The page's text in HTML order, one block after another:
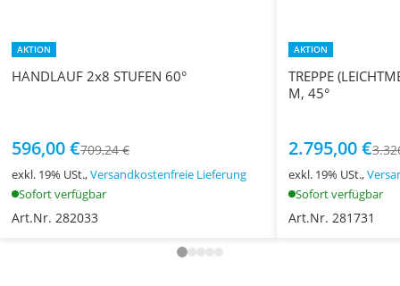
AKTION
HANDLAUF 2x8 STUFEN 60°
596,00 €709,24 €
exkl. 19% USt.,Versandkostenfreie Lieferung
Sofort verfügbar
Art.Nr. 282033
AKTION
TREPPE
M, 45°
2.795,00 €
exkl. 19% USt.,
Sofort verfügbar
Art.Nr. 281731